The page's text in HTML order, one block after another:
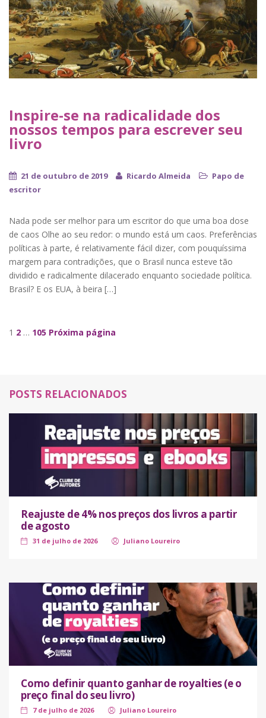
Inspire-se na radicalidade dos
nossos tempos para escrever seu
livro
21 de outubro de 2019 Ricardo Almeida
Papo de
escritor
Nada pode ser melhor para um escritor do que uma boa dose
de caos Olhe ao seu redor: o mundo está um caos. Preferências
políticas à parte, é relativamente fácil dizer, com pouquíssima
margem para contradições, que o Brasil nunca esteve tão
dividido e radicalmente dilacerado enquanto sociedade política.
Brasil? E os EUA, à beira […]
Navegação de Posts
1 2 … 105 Próxima página
POSTS RELACIONADOS
Reajuste de 4% nos preços dos livros a partir
de agosto
31 de julho de 2026 Juliano Loureiro
Como definir quanto ganhar de royalties (e o
preço final do seu livro)
7 de julho de 2026 Juliano Loureiro